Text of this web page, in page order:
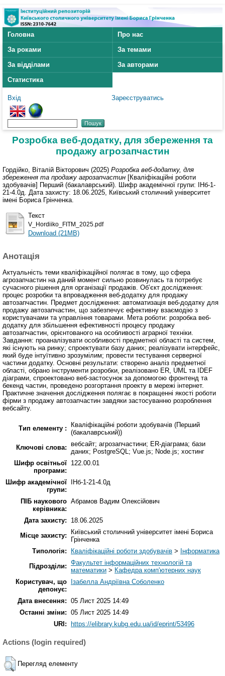
Головна
Про нас
За роками
За темами
За відділами
За авторами
Статистика
Вхід Зареєструватись
Розробка веб-додатку, для збереження та
продажу агрозапчастин
Гордійко, Віталій Вікторович (2025) Розробка веб-додатку, для
збереження та продажу агрозапчастин [Кваліфікаційні роботи
здобувачів] Перший (бакалаврський). Шифр академічної групи: ІНб-1-
21-4.0д. Дата захисту: 18.06.2025, Київський столичний університет
імені Бориса Грінченка.
Текст
V_Hordiiko_FITM_2025.pdf
Download (21MB)
Анотація
Актуальність теми кваліфікаційної полягає в тому, що сфера
агрозапчастин на даний момент сильно розвинулась та потребує
сучасного рішення для організації продажів. Об’єкт дослідження:
процес розробки та впровадження веб-додатку для продажу
автозапчастин. Предмет дослідження: автоматизація веб-додатку для
продажу автозапчастин, що забезпечує ефективну взаємодію з
користувачами та управління товарами. Мета роботи: розробка веб-
додатку для збільшення ефективності процесу продажу
автозапчастин, орієнтованого на особливості аграрної техніки.
Завдання: проаналізувати особливості предметної області та систем,
які існують на ринку; спроектувати базу даних; реалізувати інтерфейс,
який буде інтуїтивно зрозумілим; провести тестування серверної
частини додатку. Основні результати: створено аналіз предметної
області, обрано інструменти розробки, реалізовано ER, UML та IDEF
діаграми, спроектовано веб-застосунок за допомогою фронтенд та
бекенд частин, проведено розгортання проекту в мережі інтернет.
Практичне значення дослідження полягає в покращенні якості роботи
фірми з продажу автозапчастин завдяки застосуванню розроблення
вебсайту.
Тип елементу :
Кваліфікаційні роботи здобувачів (Перший
(бакалаврський))
Ключові слова: вебсайт; агрозапчастини; ER-діаграма; бази
даних; PostgreSQL; Vue.js; Node.js; хостинг
Шифр освітньої
програми:
122.00.01
Шифр академічної
групи:
ІНб-1-21-4.0д
ПІБ наукового
керівника:
Абрамов Вадим Олексійович
Дата захисту:
18.06.2025
Місце захисту:
Київський столичний університет імені Бориса
Грінченка
Типологія:
Кваліфікаційні роботи здобувачів > Інформатика
Підрозділи: Факультет інформаційних технологій та
математики > Кафедра комп'ютерних наук
Користувач, що
депонує:
Ізабелла Андріївна Соболенко
Дата внесення: 05 Лист 2025 14:49
Останні зміни: 05 Лист 2025 14:49
URI:
https://elibrary.kubg.edu.ua/id/eprint/53496
Actions (login required)
Перегляд елементу